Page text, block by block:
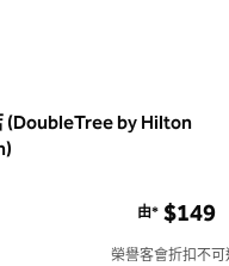
(DoubleTree by Hilton
由* $149
榮譽客會折扣不可